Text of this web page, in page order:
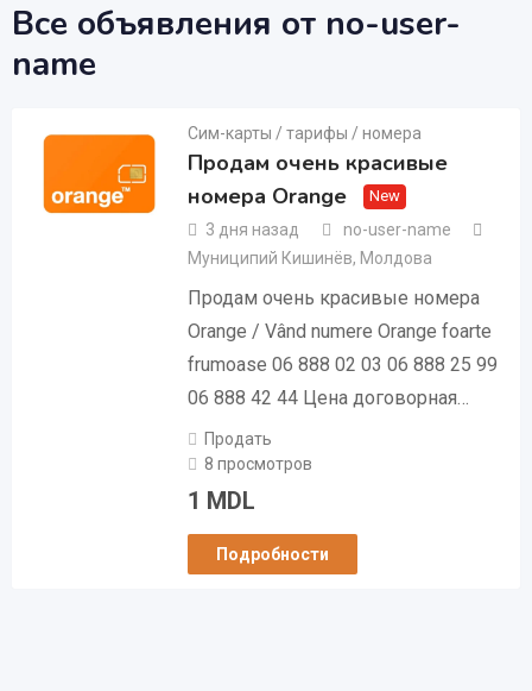
Все объявления от no-user-
name
Сим-карты / тарифы / номера
Продам очень красивые
номера Orange
New
3 дня назад
no-user-name
Муниципий Кишинёв, Молдова
Продам очень красивые номера
Orange / Vând numere Orange foarte
frumoase 06 888 02 03 06 888 25 99
06 888 42 44 Цена договорная…
Продать
8 просмотров
1 MDL
Подробности